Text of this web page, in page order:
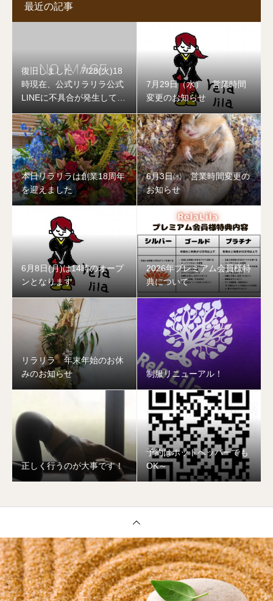
最近の記事
復旧しました 7/28(火)18
時現在、公式リラリラ公式
LINEに不具合が発生してお
7月29日（水） 営業時間
変更のお知らせ
本日リラリラは創業18周年
を迎えました
6月3日㈬ 営業時間変更の
お知らせ
6月8日(月)は14時のオープ
ンとなります
2026年プレミアム会員様特
典について
リラリラ 年末年始のお休
みのお知らせ
制服リニューアル！
正しく行うのが大事です！
予約はホットペッパーでも
OK～